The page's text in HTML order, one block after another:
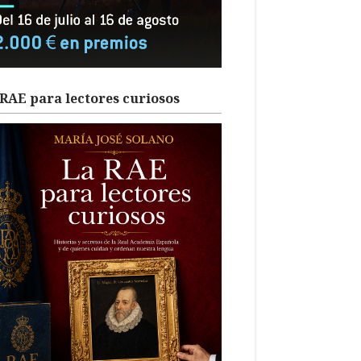
para lectores curiosos